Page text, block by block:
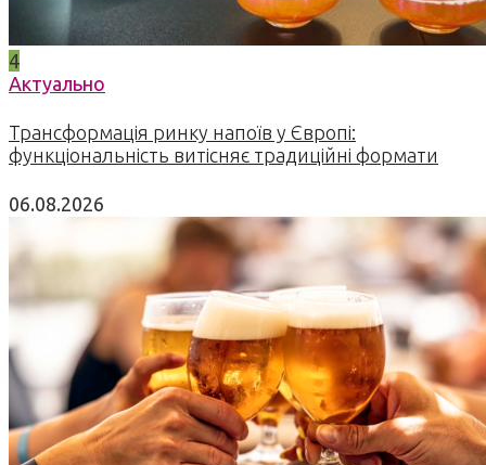
4
Актуально
Трансформація ринку напоїв у Європі:
функціональність витісняє традиційні формати
06.08.2026